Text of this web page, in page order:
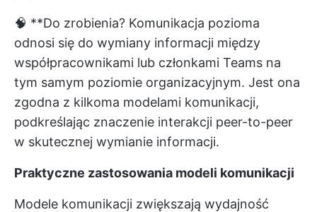
🧠 **Do zrobienia? Komunikacja pozioma
odnosi się do wymiany informacji między
współpracownikami lub członkami Teams na
tym samym poziomie organizacyjnym. Jest ona
zgodna z kilkoma modelami komunikacji,
podkreślając znaczenie interakcji peer-to-peer
w skutecznej wymianie informacji.
Praktyczne zastosowania modeli komunikacji
Modele komunikacji zwiększają wydajność